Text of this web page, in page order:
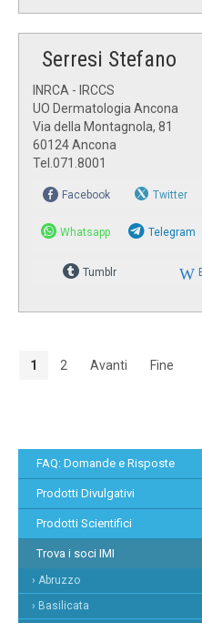
Serresi Stefano
INRCA - IRCCS
UO Dermatologia Ancona
Via della Montagnola, 81
60124 Ancona
Tel.071.8001
Facebook Twitter
Whatsapp Telegram
Tumblr
1 2 Avanti Fine
FAQ: Domande e Risposte
Prodotti Divulgativi
Prodotti Scientifici
Trova i soci IMI
› Abruzzo
› Basilicata